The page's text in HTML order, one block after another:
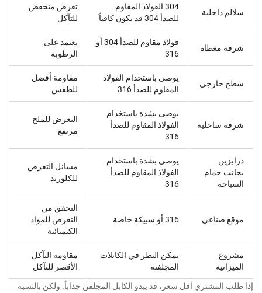
سلالم داخلية
304 الفولاذ المقاوم
للصدأ 304 قد يكون كافياً
تعرض منخفض
للتآكل
شرفة مغطاة
فولاذ مقاوم للصدأ 304 أو
316
يعتمد على
الرطوبة
سطح خارجي
يوصى باستخدام الفولاذ
المقاوم للصدأ 316
مقاومة أفضل
للطقس
شرفة ساحلية
يوصى بشدة باستخدام
الفولاذ المقاوم للصدأ
316
التعرض للملح
مرتفع
درابزين
بجانب حمام
السباحة
يوصى بشدة باستخدام
الفولاذ المقاوم للصدأ
316
مسائل التعرض
للكلوريد
موقع صناعي 316 أو سبيكة خاصة
التحقق من
التعرض للمواد
الكيميائية
مشروع
الميزانية
يمكن النظر في الكابلات
المجلفنة
مقاومة التآكل
الأقصر للتآكل
إذا طلب المشتري أقل سعر، قد يبدو الكابل المجلفن جذاباً. ولكن بالنسبة